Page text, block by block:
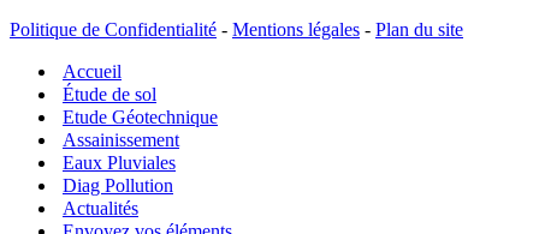
Politique de Confidentialité - Mentions légales - Plan du site
Accueil
Étude de sol
Etude Géotechnique
Assainissement
Eaux Pluviales
Diag Pollution
Actualités